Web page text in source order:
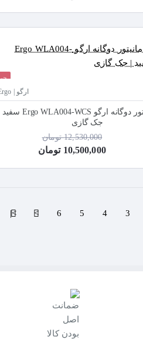
ارگو | Ergo
هولدر مانیتور دوگانه ارگو Ergo WLA004-WCS سفید |
جک گازی
10,500,000 تومان
12,530,000 تومان
3
4
5
6
>
>|